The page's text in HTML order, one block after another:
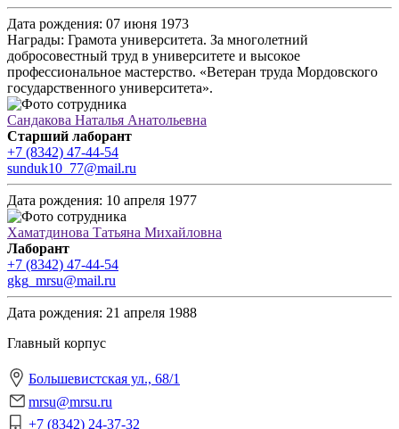
Дата рождения: 07 июня 1973
Награды: Грамота университета. За многолетний
добросовестный труд в университете и высокое
профессиональное мастерство. «Ветеран труда Мордовского
государственного университета».
Сандакова Наталья Анатольевна
Старший лаборант
+7 (8342) 47-44-54
sunduk10_77@mail.ru
Дата рождения: 10 апреля 1977
Хаматдинова Татьяна Михайловна
Лаборант
+7 (8342) 47-44-54
gkg_mrsu@mail.ru
Дата рождения: 21 апреля 1988
Главный корпус
Большевистская ул., 68/1
mrsu@mrsu.ru
+7 (8342) 24-37-32